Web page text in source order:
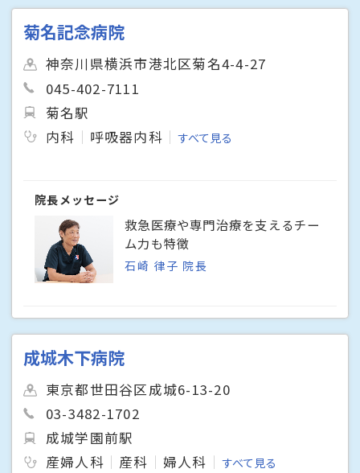
菊名記念病院
神奈川県横浜市港北区菊名4-4-27
045-402-7111
菊名駅
内科
呼吸器内科 すべて見る
院長メッセージ
救急医療や専門治療を支えるチー
ム力も特徴
石崎 律子 院長
成城木下病院
東京都世田谷区成城6-13-20
03-3482-1702
成城学園前駅
産婦人科
産科 婦人科 すべて見る